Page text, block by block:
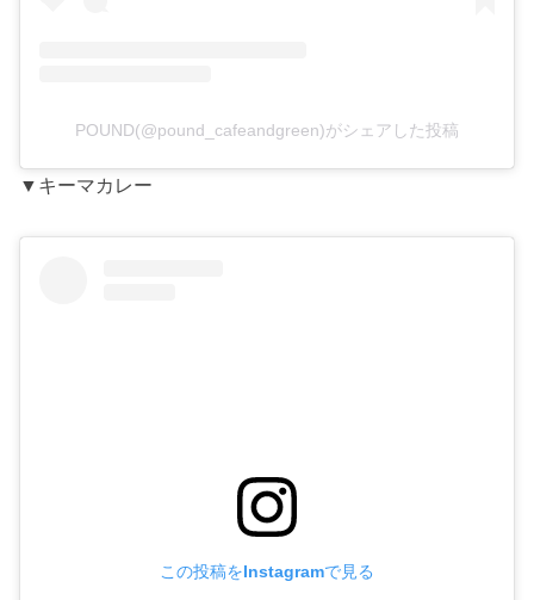
POUND(@pound_cafeandgreen)がシェアした投稿
▼キーマカレー
この投稿をInstagramで見る